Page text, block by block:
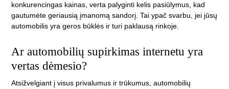
konkurencingas kainas, verta palyginti kelis pasiūlymus, kad
gautumėte geriausią įmanomą sandorį. Tai ypač svarbu, jei jūsų
automobilis yra geros būklės ir turi paklausą rinkoje.
Ar automobilių supirkimas internetu yra
vertas dėmesio?
Atsižvelgiant į visus privalumus ir trūkumus, automobilių